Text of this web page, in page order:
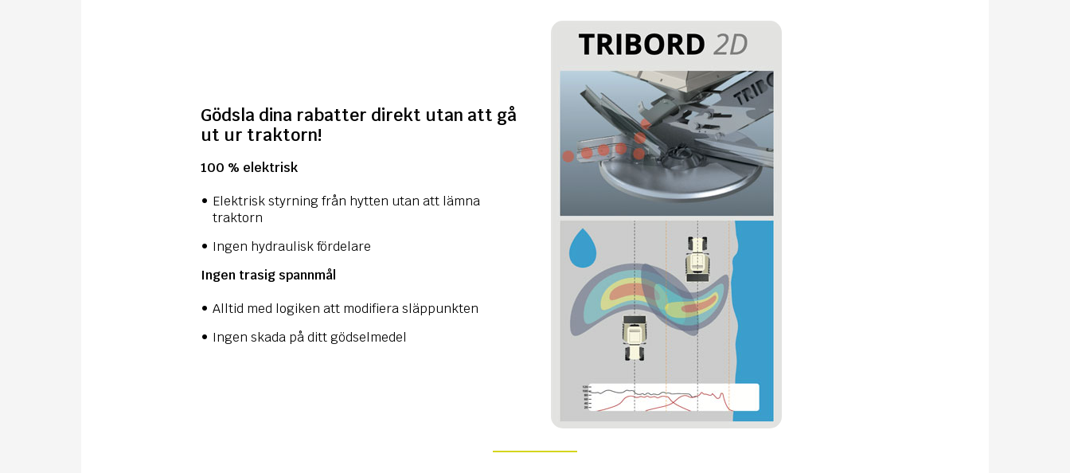
Gödsla dina rabatter direkt utan att gå
ut ur traktorn!
100 % elektrisk
Elektrisk styrning från hytten utan att lämna
traktorn
Ingen hydraulisk fördelare
Ingen trasig spannmål
Alltid med logiken att modifiera släppunkten
Ingen skada på ditt gödselmedel